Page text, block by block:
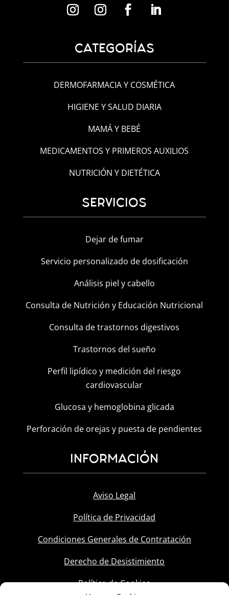
CATEGORÍAS
DERMOFARMACIA Y COSMÉTICA
HIGIENE Y SALUD DIARIA
MAMÁ Y BEBÉ
MEDICAMENTOS Y PRIMEROS AUXILIOS
NUTRICIÓN Y DIETÉTICA
SERVICIOS
Dejar de fumar
Servicio personalizado de dosificación
Análisis piel y cabello
Consulta de Nutrición y Educación Nutricional
Consulta de trastornos digestivos
Trastornos del sueño
Perfil lipídico y medición del riesgo
cardiovascular
Glucosa y hemoglobina glicada
Perforación de orejas y puesta de pendientes
INFORMACIÓN
Aviso Legal
Política de Privacidad
Condiciones Generales de Contratación
Derecho de Desistimiento
Política de Cookies